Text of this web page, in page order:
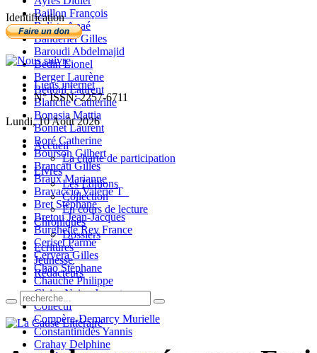
Baillon François
Balista Anaé
Banderier Gilles
Baroudi Abdelmajid
Bedin Lionel
Berger Laurène
Bettoni Laurent
Blanche Catherine
Bonasia Mattia
Bonnet Laurent
Boré Catherine
Bourson Gilbert
Brancati Gilles
Braux Marianne
Bravaccio Valérie T_
Bret Stéphane
Bretou Jean-Jacques
Burghelle Rey France
Ceriset Parme
Cervera Gilles
Chao Stéphane
Chauché Philippe
Claire-Neige Jaunet
Collectif
Compère-Demarcy Murielle
Constantinidès Yannis
Crahay Delphine
Identification
Liens internet
N° ISSN: 2257-6711
Lundi, 10 Août 2026
Accueil
La charte de participation
Livres
Les Editions
Collection
En cours de lecture
Chroniques
Dossiers
Ecritures
Jeunesse
Rédacteurs